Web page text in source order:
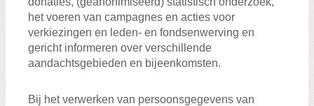
het voeren van campagnes en acties voor
verkiezingen en leden- en fondsenwerving en
gericht informeren over verschillende
aandachtsgebieden en bijeenkomsten.
Bij het verwerken van persoonsgegevens van